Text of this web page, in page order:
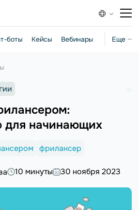
Еще ···
боты Кейсы Вебинары Стратегии
для начинающих
фрилансер
10 минуты 30 ноября 2023